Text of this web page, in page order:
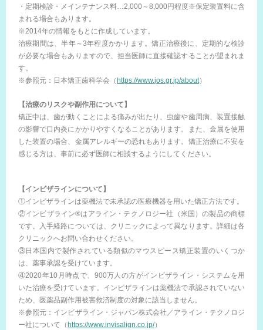
・定期検診・メインテナンス料…2,000～8,000円程度※保定装置料に含
まれる場合もあります。
※2014年の情報をもとに作成しています。
治療期間は、半年～3年程度かかります。矯正治療後に、定期的な検診
が必要な場合もありますので、担当医師に直接確認することが望まれま
す。
※参照元：日本矯正歯科学会（ https://www.jos.gr.jp/about）
【治療のリスクや副作用について】
矯正中は、歯が動くことによる痛みが出たり、虫歯や歯周病、装置接触
の影響で口内炎にかかりやすくなることがあります。また、金属を使用
した装置の場合、金属アレルギーの恐れもあります。矯正治療に不安を
感じる方は、事前に必ず医師に相談するようにしてください。
【インビザラインについて】
①インビザラインは薬機法で未承認の医療機器を用いた矯正方法です。
②インビザライン®はアライン・テクノロジー社（米国）の製品の商標
です。入手経路については、クリニックによって異なります。詳細は各
クリニックへお問い合わせください。
③日本国内で製作されている類似のマウスピース矯正装置のいくつか
は、薬事承認を受けています。
④2020年10月時点で、900万人の方がインビザライン・システムを用
いた治療を受けています。インビザラインは薬機法で承認されていない
ため、医薬品副作用被害救済制度の対象に該当しません。
※参照元：インビザライン・ジャパン株式会社／アライン・テクノロジ
ー社について（ https://www.invisalign.co.jp/）